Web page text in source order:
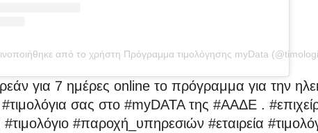
από το χρήστη Πρόγραμμα τιμολόγησης myData
για 7 ημέρες online το πρόγραμμα για την
#τιμολόγια σας στο #myDATA της #ΑΑΔΕ .
#παροχή_υπηρεσιών #εταιρεία